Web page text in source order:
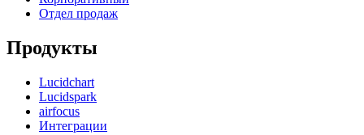
Отдел продаж
Продукты
Lucidchart
Lucidspark
airfocus
Интеграции